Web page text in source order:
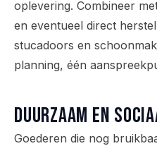
oplevering. Combineer
en eventueel direct
stucadoors en
planning, één
Duurzaam en
Goederen die nog